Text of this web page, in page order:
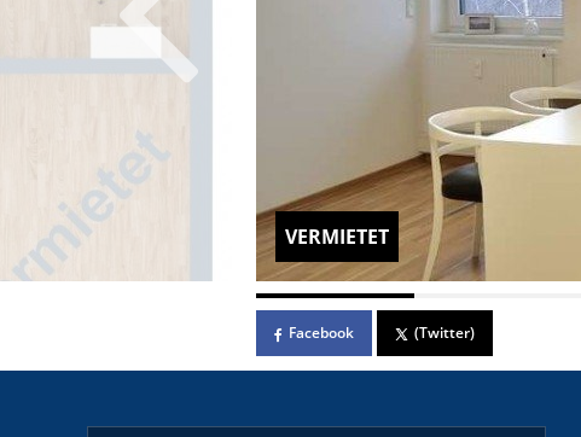
VERMIETET
Facebook (Twitter)